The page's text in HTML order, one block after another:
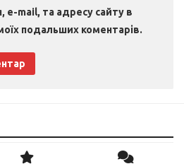
e-mail, та адресу сайту в
подальших коментарів.